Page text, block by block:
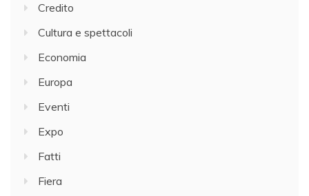
Credito
Cultura e spettacoli
Economia
Europa
Eventi
Expo
Fatti
Fiera